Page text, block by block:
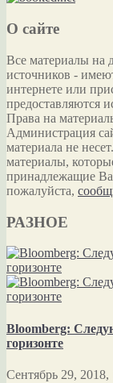
О сайте
Все материалы на
источников -
интернете или
предоставляются
Права на
Администрация
материала не
материалы,
принадлежащие
пожалуйста,
РАЗНОЕ
Bloomberg:
горизонте
Сентябрь 29, 2018,